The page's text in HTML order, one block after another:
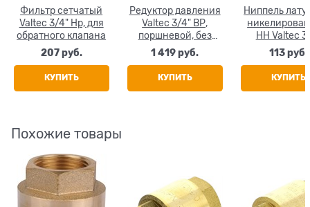
Фильтр сетчатый
Valtec 3/4" Нр, для
обратного клапана
207 руб.
КУПИТЬ
Редуктор давления
Valtec 3/4" ВР,
поршневой, без
отверстия под
манометр
1 419 руб.
КУПИТЬ
Ниппель
НН Valtec
113 руб.
КУПИТЬ
Похожие товары